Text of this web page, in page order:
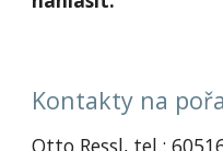
Kontakty na
Otto Ressl, tel.: